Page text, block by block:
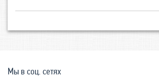
Мы в соц. сетях